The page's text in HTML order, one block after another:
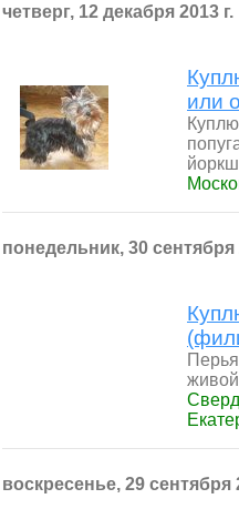
четверг, 12 декабря 2013 г.
или
понедельник, 30 сентября
воскресенье, 29 сентября